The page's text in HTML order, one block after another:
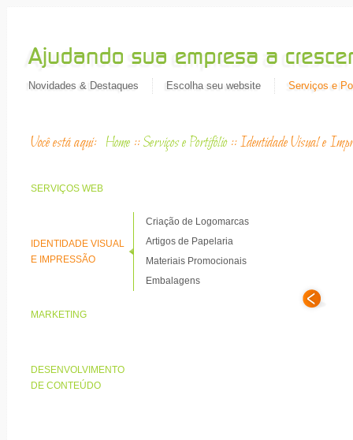
Novidades & Destaques Escolha seu website Serviços e
Você está aqui: Home ::Serviços e Portifólio ::Identidade Visual e
SERVIÇOS WEB
IDENTIDADE VISUAL
E IMPRESSÃO
Criação de Logomarcas
Artigos de Papelaria
Materiais Promocionais
Embalagens
MARKETING
DESENVOLVIMENTO
DE CONTEÚDO